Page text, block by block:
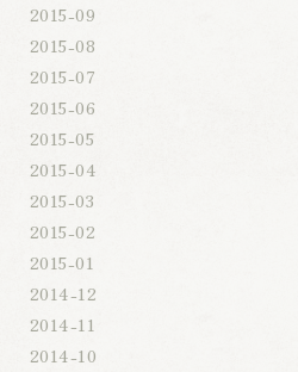
2015-09
2015-08
2015-07
2015-06
2015-05
2015-04
2015-03
2015-02
2015-01
2014-12
2014-11
2014-10